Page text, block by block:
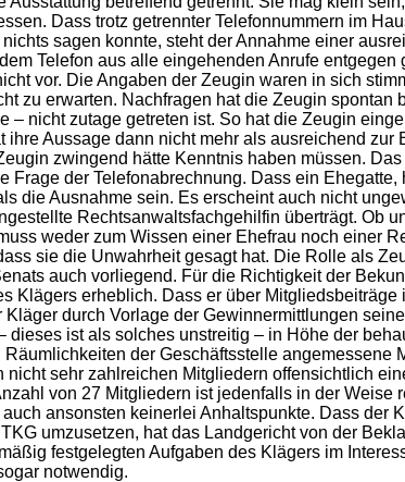
Dass trotz getrennter Telefonnummern im
sagen konnte, steht der Annahme einer
Telefon aus alle eingehenden Anrufe entgegen
vor. Die Angaben der Zeugin waren in sich
zu erwarten. Nachfragen hat die Zeugin spontan
nicht zutage getreten ist. So hat die Zeugin
Aussage dann nicht mehr als ausreichend zur
zwingend hätte Kenntnis haben müssen.
der Telefonabrechnung. Dass ein Ehegatte,
die Ausnahme sein. Es erscheint auch nicht
Rechtsanwaltsfachgehilfin überträgt. Ob
weder zum Wissen einer Ehefrau noch einer
sie die Unwahrheit gesagt hat. Die Rolle als
auch vorliegend. Für die Richtigkeit der
Klägers erheblich. Dass er über Mitgliedsbeiträge
durch Vorlage der Gewinnermittlungen
ist als solches unstreitig – in Höhe der
der Geschäftsstelle angemessene
sehr zahlreichen Mitgliedern offensichtlich
von 27 Mitgliedern ist jedenfalls in der Weise
ansonsten keinerlei Anhaltspunkte. Dass der
umzusetzen, hat das Landgericht von der
festgelegten Aufgaben des Klägers im
notwendig.